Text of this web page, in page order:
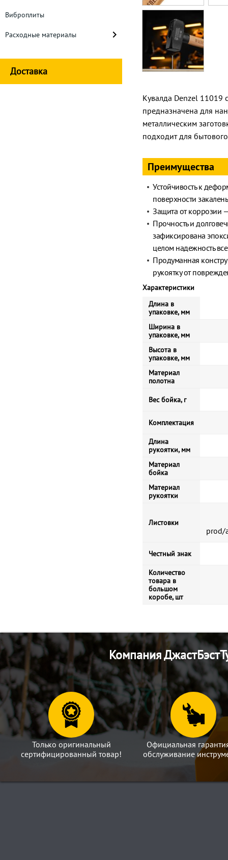
Виброплиты
Расходные материалы
Доставка
Кувалда Denzel 11019
предназначена для
металлическим
подходит для
Преимущества
Устойчивость к
поверхности
Защита от коррозии
Прочность и
зафиксирована
целом надежность
Продуманная
рукоятку от
Характеристики
Длина в
упаковке, мм
Ширина в
упаковке, мм
Высота в
упаковке, мм
Материал
полотна
Вес бойка, г
Комплектация
Длина
рукоятки, мм
Материал
бойка
Материал
рукоятки
Листовки
prod/
Честный знак
Количество
товара в
большом
коробе, шт
Компания
Только оригинальный
сертифицированный товар!
Официальная
обслуживание